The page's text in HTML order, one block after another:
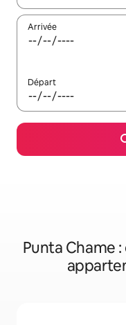
Arrivée
Départ
Punta Chame